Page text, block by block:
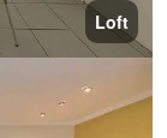
Loft